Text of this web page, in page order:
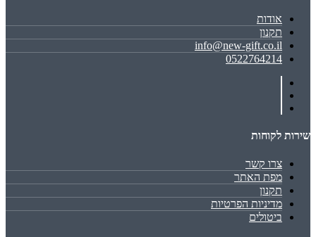
אודות
תקנון
info@new-gift.co.il
0522764214
שירות לקוחות
צרו קשר
מפת האתר
תקנון
מדיניות הפרטיות
ביטולים